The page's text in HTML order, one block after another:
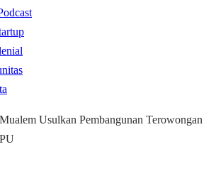
Usulkan Pembangunan Terowongan